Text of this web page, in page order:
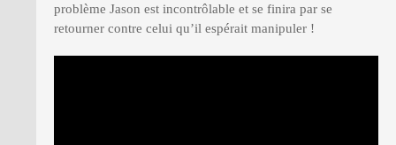
problème Jason est incontrôlable et se finira par se
retourner contre celui qu’il espérait manipuler !